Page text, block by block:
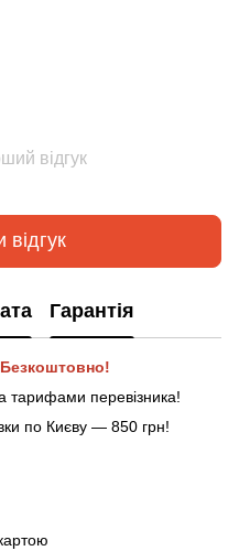
відгук
відгук
Гарантія
Безкоштовно!
перевізника!
по Києву — 850 грн!